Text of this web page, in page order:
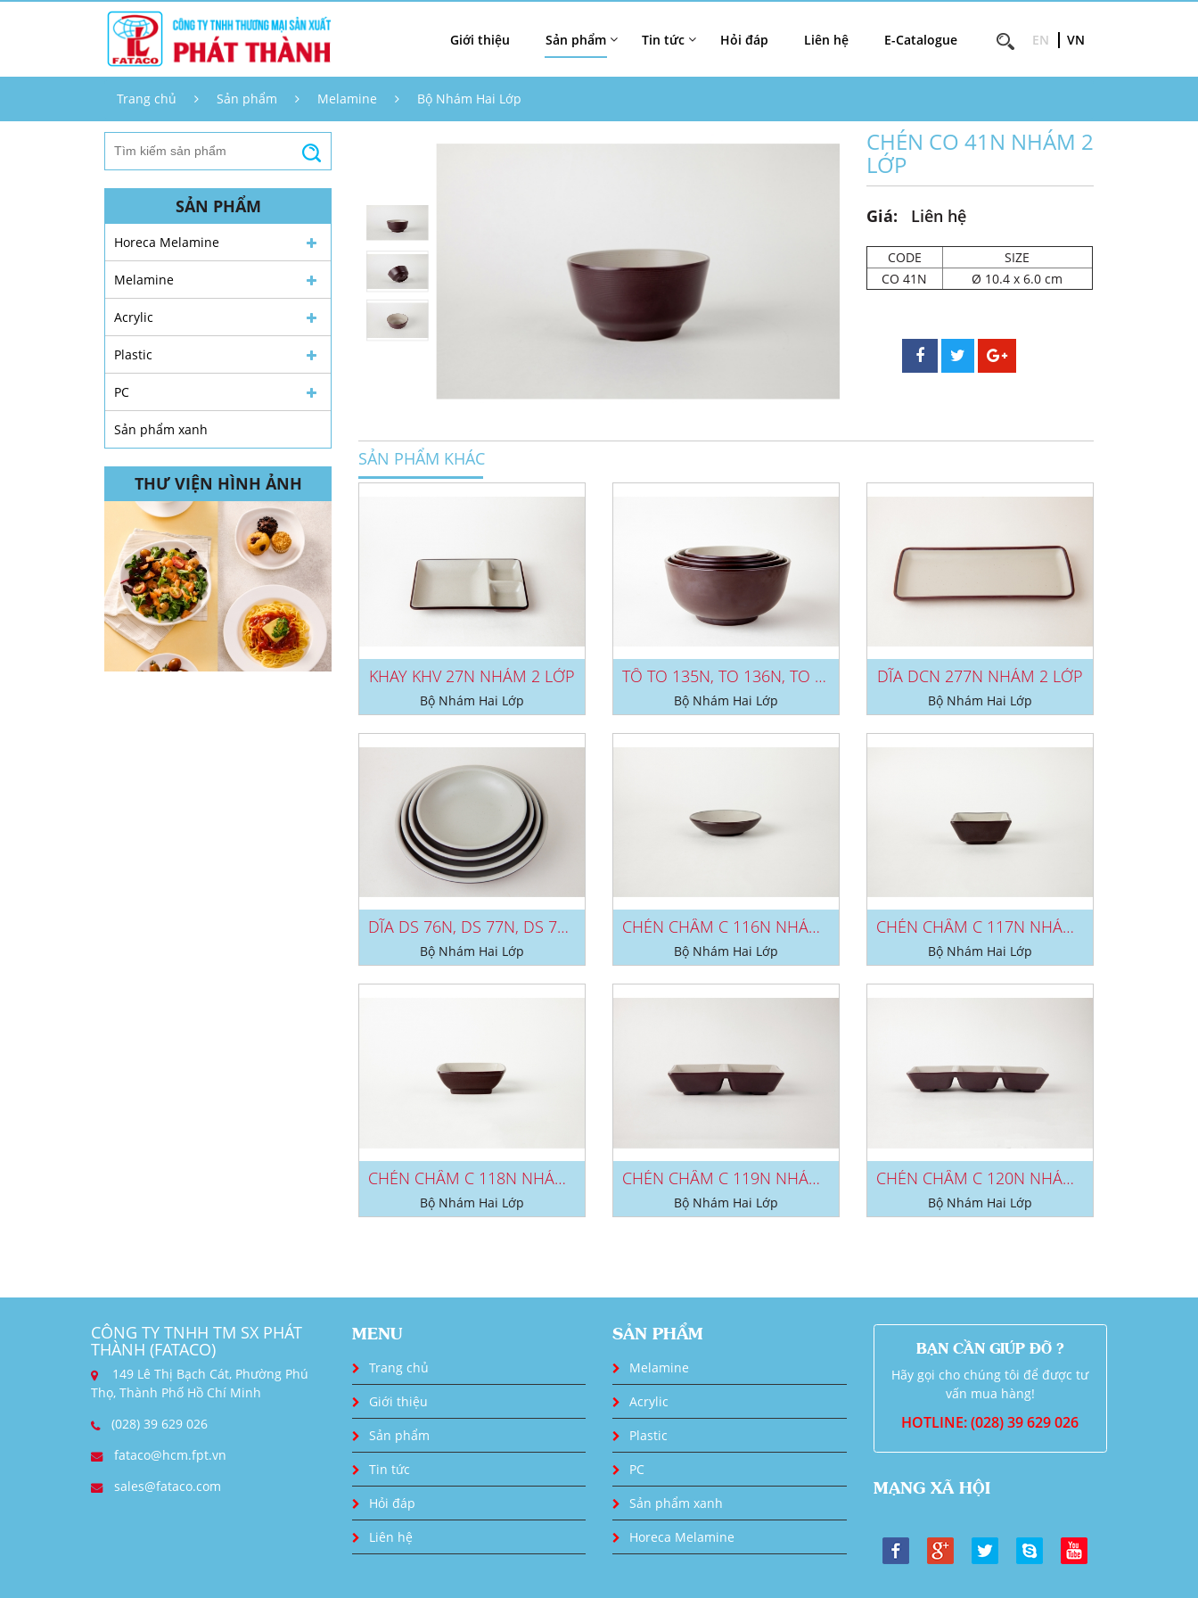
Giới thiệu Sản phẩm Tin tức Hỏi đáp Liên hệ E-Catalogue EN VN
Trang chủ Sản phẩm Melamine Bộ Nhám Hai Lớp
SẢN PHẨM
Horeca Melamine
Melamine
Acrylic
Plastic
PC
Sản phẩm xanh
THƯ VIỆN HÌNH ẢNH
CHÉN CO 41N NHÁM 2
LỚP
Giá: Liên hệ
CODE
SIZE
CO 41N
Ø 10.4 x 6.0 cm
SẢN PHẨM KHÁC
KHAY KHV 27N NHÁM 2 LỚP
Bộ Nhám Hai Lớp
TÔ TO 135N, TO 136N, TO 137N, TO...
Bộ Nhám Hai Lớp
DĨA DCN 277N NHÁM 2 LỚP
Bộ Nhám Hai Lớp
DĨA DS 76N, DS 77N, DS 78N, DS...
Bộ Nhám Hai Lớp
CHÉN CHẤM C 116N NHÁM 2 LỚP
Bộ Nhám Hai Lớp
CHÉN CHẤM C 117N NHÁM 2 LỚP
Bộ Nhám Hai Lớp
CHÉN CHẤM C 118N NHÁM 2 LỚP
Bộ Nhám Hai Lớp
CHÉN CHẤM C 119N NHÁM 2 LỚP
Bộ Nhám Hai Lớp
CHÉN CHẤM C 120N NHÁM 2 LỚP
Bộ Nhám Hai Lớp
CÔNG TY TNHH TM SX PHÁT
THÀNH (FATACO)
149 Lê Thị Bạch Cát, Phường Phú
Thọ, Thành Phố Hồ Chí Minh
(028) 39 629 026
fataco@hcm.fpt.vn
sales@fataco.com
MENU
Trang chủ
Giới thiệu
Sản phẩm
Tin tức
Hỏi đáp
Liên hệ
SẢN PHẨM
Melamine
Acrylic
Plastic
PC
Sản phẩm xanh
Horeca Melamine
BẠN CẦN GIÚP ĐỠ ?
Hãy gọi cho chúng tôi để được tư
vấn mua hàng!
HOTLINE: (028) 39 629 026
MẠNG XÃ HỘI